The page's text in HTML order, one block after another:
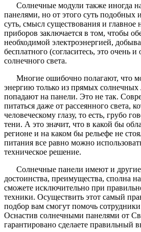
Солнечные модули также иногда
панелями, но от этого суть подобных
суть, смысл существования и главное
приборов заключается в том, чтобы
необходимой электроэнергией,
бесплатного (согласитесь, это очень
солнечного света.
Многие ошибочно полагают, что
энергию только из прямых солнечных
попадают на панели. Это не так.
питаться даже от рассеянного света,
человеческому глазу, то есть, грубо
тени. А это значит, что в какой бы
регионе и на каком бы рельефе не
питания все равно можно
техническое решение.
Солнечные панели имеют и
достоинства, преимущества, сполна
сможете исключительно при
техники. Осуществить этот самый
подбор вам смогут помочь
Оснастив солнечными панелями от
гарантировано сделаете правильный